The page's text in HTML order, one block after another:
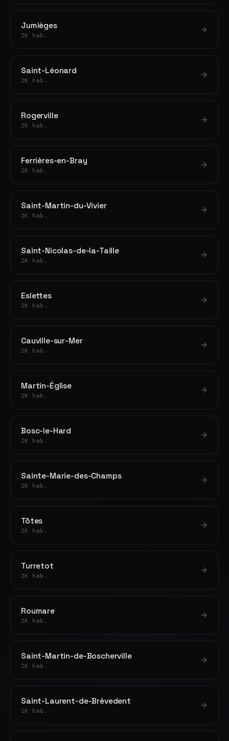
Jumièges
2K hab.
Saint-Léonard
2K hab.
Rogerville
2K hab.
Ferrières-en-Bray
2K hab.
Saint-Martin-du-Vivier
2K hab.
Saint-Nicolas-de-la-Taille
2K hab.
Eslettes
2K hab.
Cauville-sur-Mer
2K hab.
Martin-Église
2K hab.
Bosc-le-Hard
2K hab.
Sainte-Marie-des-Champs
2K hab.
Tôtes
2K hab.
Turretot
2K hab.
Roumare
2K hab.
Saint-Martin-de-Boscherville
2K hab.
Saint-Laurent-de-Brèvedent
1K hab.